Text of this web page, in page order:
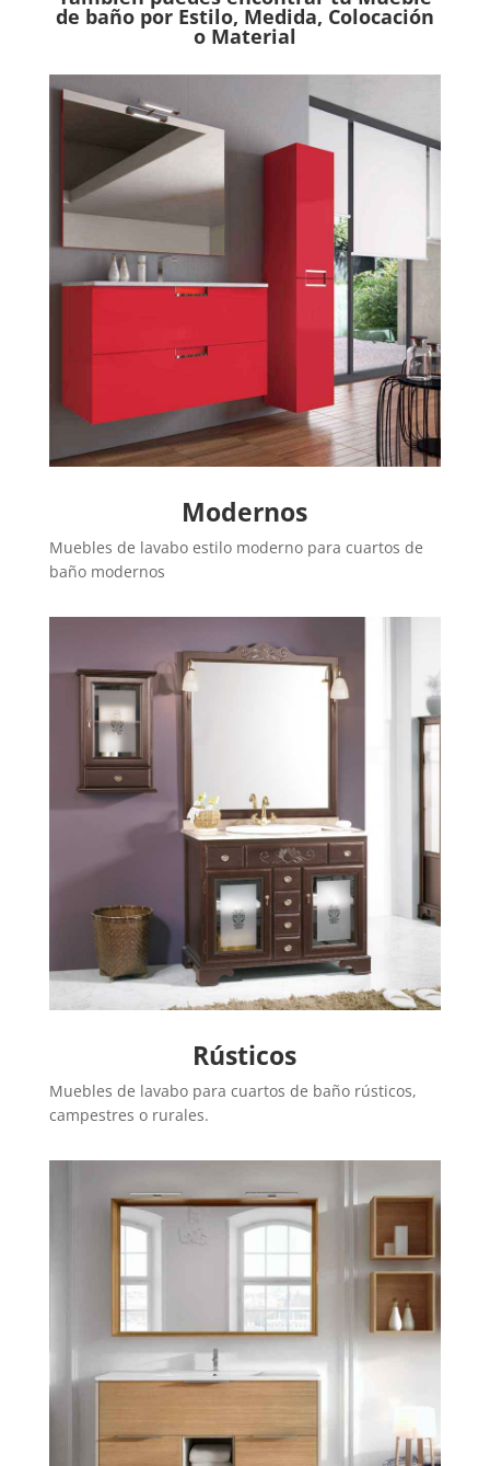
de baño por Estilo, Medida, Colocación
o Material
Modernos
Muebles de lavabo estilo moderno para cuartos de
baño modernos
Rústicos
Muebles de lavabo para cuartos de baño rústicos,
campestres o rurales.